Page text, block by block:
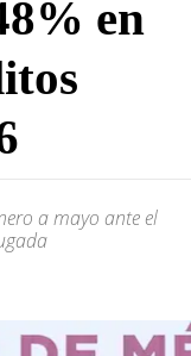
en
a mayo ante el